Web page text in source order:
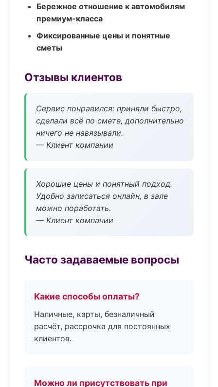
Бережное отношение к автомобилям
премиум-класса
Фиксированные цены и понятные
сметы
Отзывы клиентов
Сервис понравился: приняли быстро,
сделали всё по смете, дополнительно
ничего не навязывали.
— Клиент компании
Хорошие цены и понятный подход.
Удобно записаться онлайн, в зале
можно поработать.
— Клиент компании
Часто задаваемые вопросы
Какие способы оплаты?
Наличные, карты, безналичный
расчёт, рассрочка для постоянных
клиентов.
Можно ли присутствовать при